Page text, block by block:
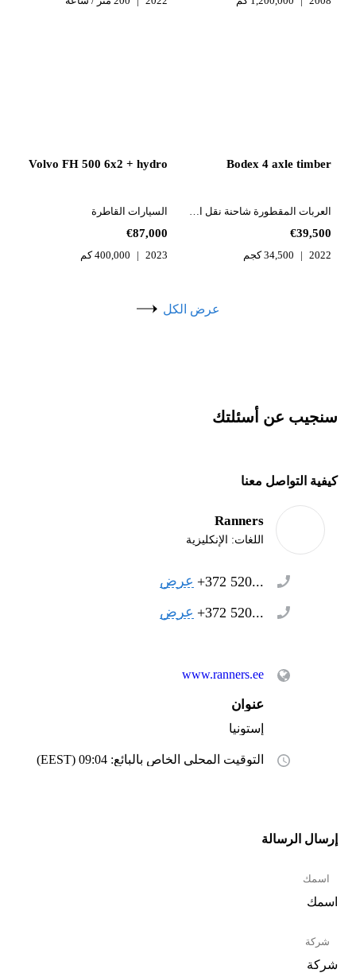
Bodex 4 axle timber
€39,500
العربات المقطورة شاحنة نقل الأخشاب
2022 34,500 كجم
Volvo FH 500 6x2 + hydro
€87,000
السيارات القاطرة
2023 400,000 كم
عرض الكل
سنجيب عن أسئلتك
كيفية التواصل معنا
Ranners
اللغات: الإنكليزية
+372 520... عرض
+372 520... عرض
www.ranners.ee
عنوان
إستونيا
التوقيت المحلي الخاص بالبائع: 09:04 (EEST)
إرسال الرسالة
اسمك
شركة